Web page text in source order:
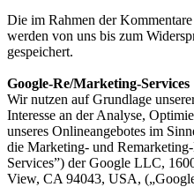
Die im Rahmen der
werden von uns bis zum
gespeichert.
Google-Re/Marketing-Services
Wir nutzen auf Grundlage
Interesse an der Analyse,
unseres Onlineangebotes im
die Marketing- und
Services”) der Google LLC,
View, CA 94043, USA,